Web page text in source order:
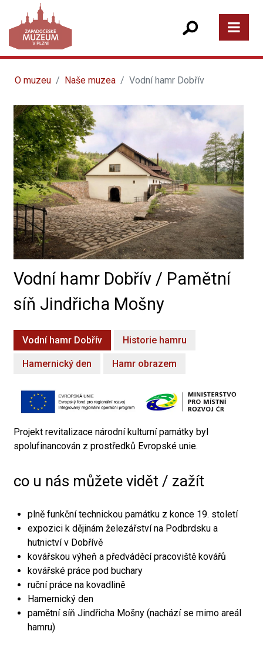
O muzeu Naše muzea Vodní hamr Dobřív
Vodní hamr Dobřív / Pamětní
síň Jindřicha Mošny
Vodní hamr Dobřív Historie hamru
Hamernický den Hamr obrazem
Projekt revitalizace národní kulturní památky byl
spolufinancován z prostředků Evropské unie.
co u nás můžete vidět / zažít
plně funkční technickou památku z konce 19. století
expozici k dějinám železářství na Podbrdsku a
hutnictví v Dobřívě
kovářskou výheň a předváděcí pracoviště kovářů
kovářské práce pod buchary
ruční práce na kovadlině
Hamernický den
pamětní síň Jindřicha Mošny (nachází se mimo areál
hamru)